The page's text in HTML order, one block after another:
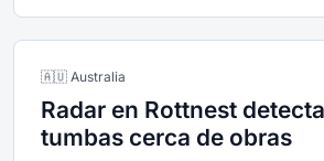
🇦🇺 Australia
Radar en Rottnest
tumbas cerca de obras